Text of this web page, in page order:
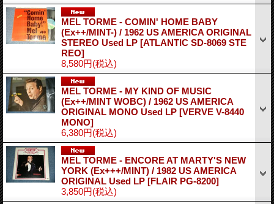
MEL TORME - COMIN' HOME BABY
(Ex++/MINT-) / 1962 US AMERICA ORIGINAL
STEREO Used LP [ATLANTIC SD-8069 STE
REO]
8,580円(税込)
MEL TORME - MY KIND OF MUSIC
(Ex++/MINT WOBC) / 1962 US AMERICA
ORIGINAL MONO Used LP [VERVE V-8440
MONO]
6,380円(税込)
MEL TORME - ENCORE AT MARTY'S NEW
YORK (Ex+++/MINT) / 1982 US AMERICA
ORIGINAL Used LP [FLAIR PG-8200]
3,850円(税込)